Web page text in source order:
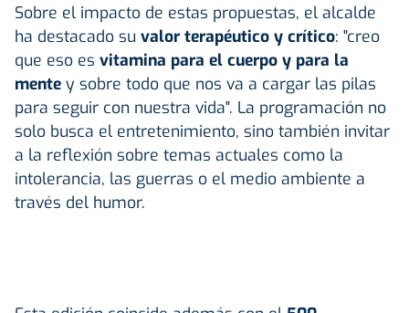
Sobre el impacto de estas propuestas, el alcalde
ha destacado su valor terapéutico y crítico: "creo
que eso es vitamina para el cuerpo y para la
mente y sobre todo que nos va a cargar las pilas
para seguir con nuestra vida". La programación no
solo busca el entretenimiento, sino también invitar
a la reflexión sobre temas actuales como la
intolerancia, las guerras o el medio ambiente a
través del humor.